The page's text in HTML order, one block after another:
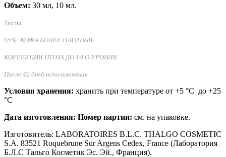
Объем: 30 мл, 10 мл.
Тесты:
95%: КОЖА БОЛЕЕ ПЛОТНАЯ
КОРРЕКЦИЯ ПТОЗА ДО 1-ГО УРОВНЯ
После 42 дней использования
Условия хранения: хранить при температуре от +5 °C до +25
°C
Дата изготовления: Номер партии: см. на упаковке.
Изготовитель: LABORATOIRES B.L.C. THALGO COSMETIC
S.A. 83521 Roquebrune Sur Argens Cedex, France (Лаборатория
Б.Л.С Тальго Косметик Эс. Эй., Франция).